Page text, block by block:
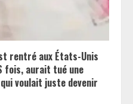
rentré aux États-Unis
fois, aurait tué une
voulait juste devenir